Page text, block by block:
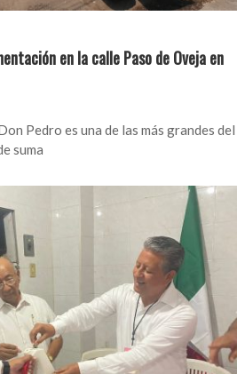
en la calle Paso de Oveja en
Pedro es una de las más grandes del
suma